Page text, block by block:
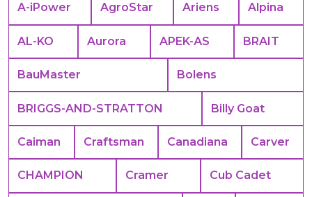
A-iPower AgroStar Ariens Alpina
AL-KO Aurora APEK-АS BRAIT
BauMaster Bolens
BRIGGS-AND-STRATTON Billy Goat
Caiman Craftsman Canadiana Carver
CHAMPION Cramer Cub Cadet